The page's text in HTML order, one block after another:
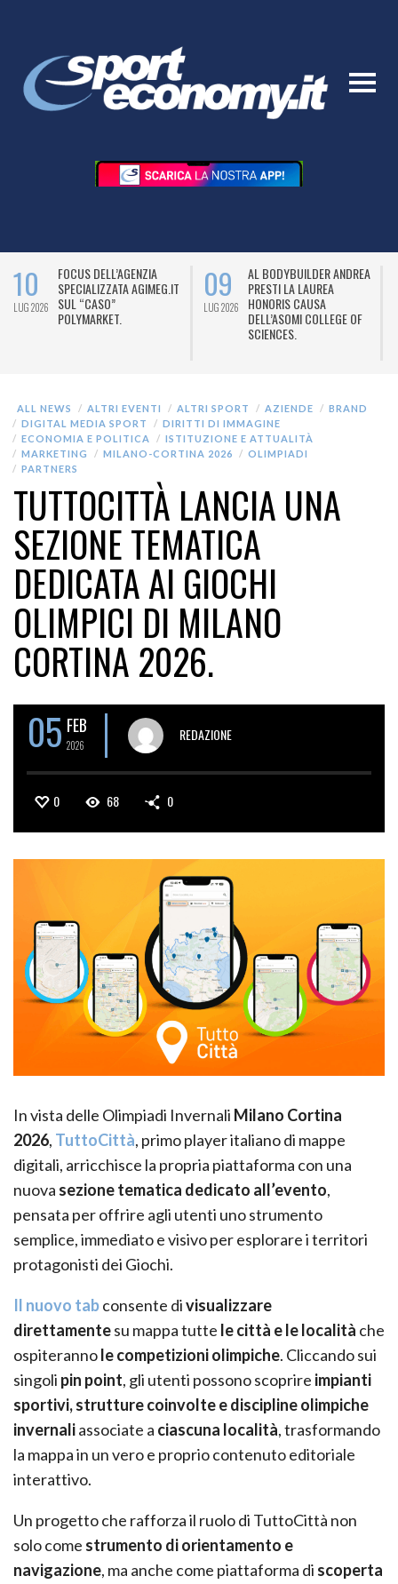
10
LUG 2026
FOCUS DELL’AGENZIA
SPECIALIZZATA AGIMEG.IT
SUL “CASO”
POLYMARKET.
09
LUG 2026
AL BODYBUILDER ANDREA
PRESTI LA LAUREA
HONORIS CAUSA
DELL’ASOMI COLLEGE OF
SCIENCES.
ALL NEWS ALTRI EVENTI ALTRI SPORT AZIENDE
BRAND
DIGITAL MEDIA SPORT
DIRITTI DI IMMAGINE
ECONOMIA E POLITICA
ISTITUZIONE E ATTUALITÀ
MARKETING
MILANO-CORTINA 2026
OLIMPIADI
PARTNERS
TUTTOCITTÀ LANCIA UNA
SEZIONE TEMATICA
DEDICATA AI GIOCHI
OLIMPICI DI MILANO
CORTINA 2026.
05 FEB
2026
REDAZIONE
0 68 0
In vista delle Olimpiadi Invernali Milano Cortina
2026, TuttoCittà, primo player italiano di mappe
digitali, arricchisce la propria piattaforma con una
nuova sezione tematica dedicato all’evento,
pensata per offrire agli utenti uno strumento
semplice, immediato e visivo per esplorare i territori
protagonisti dei Giochi.
Il nuovo tabconsente divisualizzare
direttamentesu mappa tutte le città e le località che
ospiterannole competizioni olimpiche. Cliccando sui
singoli pin point, gli utenti possono scoprire impianti
sportivi, strutture coinvolte e discipline olimpiche
invernaliassociate a ciascuna località, trasformando
la mappa in un vero e proprio contenuto editoriale
interattivo.
Un progetto che rafforza il ruolo di TuttoCittà non
solo come strumento di orientamento e
navigazione, ma anche come piattaforma di scoperta